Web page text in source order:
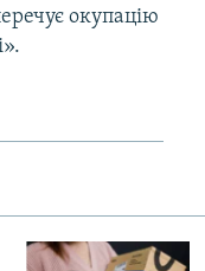
окупацію